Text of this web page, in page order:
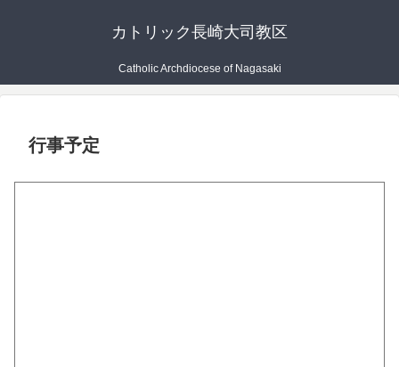
カトリック長崎大司教区
Catholic Archdiocese of Nagasaki
行事予定